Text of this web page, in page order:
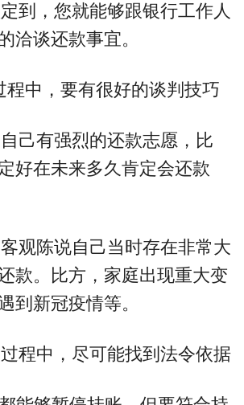
到，您就能够跟银行工作人
洽谈还款事宜。
程中，要有很好的谈判技巧
己有强烈的还款志愿，比
好在未来多久肯定会还款
观陈说自己当时存在非常大
款。比方，家庭出现重大变
到新冠疫情等。
程中，尽可能找到法令依据